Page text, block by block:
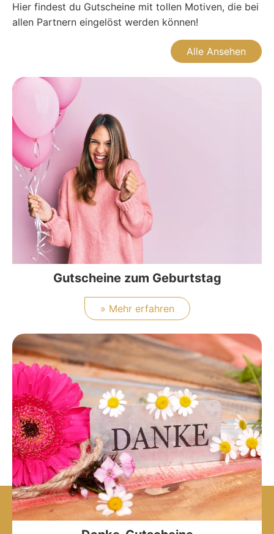
Hier findest du Gutscheine mit tollen Motiven, die bei
allen Partnern eingelöst werden können!
Alle Ansehen
Gutscheine zum Geburtstag
» Mehr erfahren